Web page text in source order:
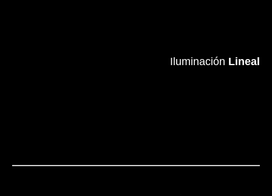
Iluminación Lineal
Iluminación Lineal